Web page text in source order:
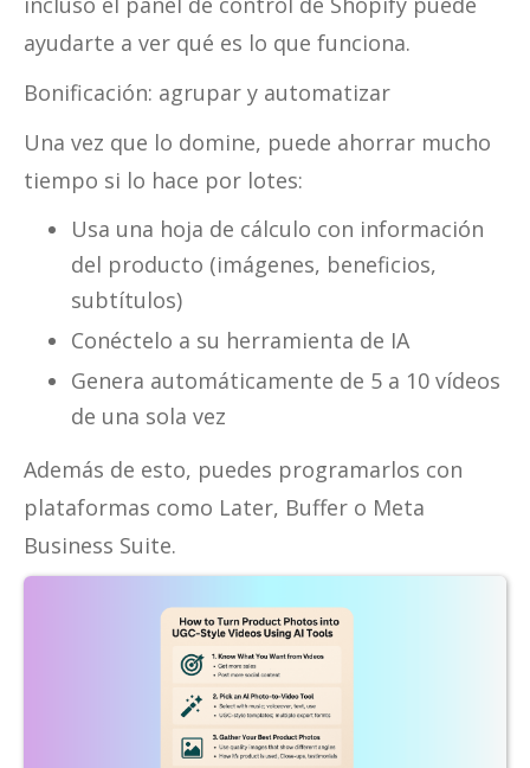
ayudarte a ver qué es lo que funciona.
Bonificación: agrupar y automatizar
Una vez que lo domine, puede ahorrar mucho
tiempo si lo hace por lotes:
Usa una hoja de cálculo con información
del producto (imágenes, beneficios,
subtítulos)
Conéctelo a su herramienta de IA
Genera automáticamente de 5 a 10 vídeos
de una sola vez
Además de esto, puedes programarlos con
plataformas como Later, Buffer o Meta
Business Suite.